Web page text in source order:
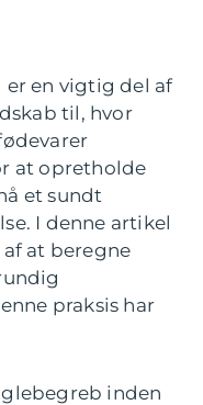
er en vigtig del af
til, hvor
at opretholde
et sundt
I denne artikel
at beregne
praksis har
inden